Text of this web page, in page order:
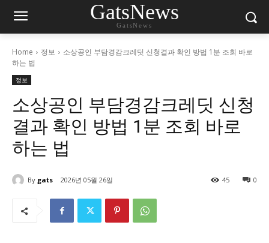
GatsNews
GatsNews
Home 정보
소상공인 부담경감크레딧 신청결과 확인 방법 1분 조회 바로
하는 법
정보
소상공인 부담경감크레딧 신청
결과 확인 방법 1분 조회 바로
하는 법
By gats 2026년 05월 26일 0
45